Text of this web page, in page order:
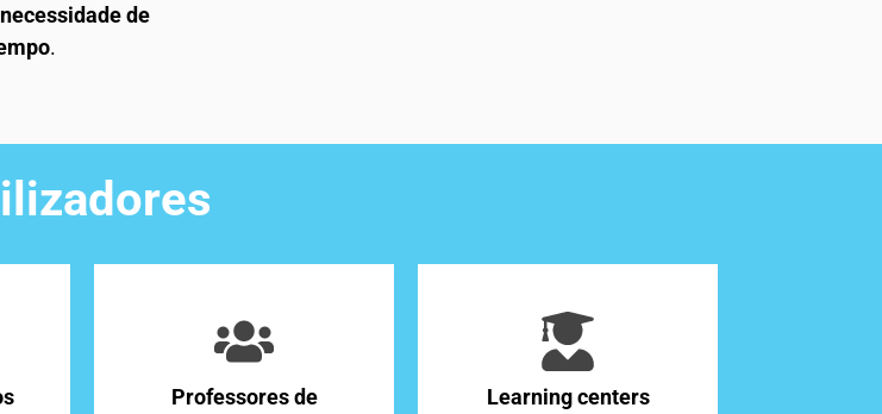
necessidade de
.
Professores de
Learning centers